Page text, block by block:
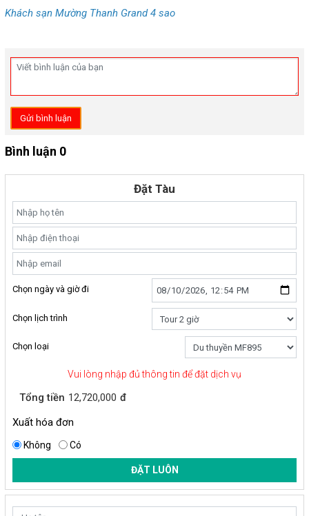
Khách sạn Mường Thanh Grand 4 sao
Gửi bình luận
Bình luận 0
Đặt Tàu
Chọn ngày và giờ đi
Chọn lịch trình
Chọn loại
Vui lòng nhập đủ thông tin để đặt dịch vụ
Tổng tiền 12,720,000 đ
Xuất hóa đơn
Không Có
ĐẶT LUÔN